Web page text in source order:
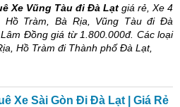
Xe Vũng Tàu đi Đà Lạt giá rẻ, Xe 4
Hồ Tràm, Bà Rịa, Vũng Tàuđi Đà
Đồng giá từ 1.800.000đ. Các loại
Hồ Tràm điThành phốĐà Lạt,
Xe Sài Gòn Đi Đà Lạt | Giá Rẻ